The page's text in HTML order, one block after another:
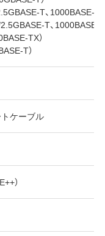
T、1000BASE-T）
T、1000BASE-T
TX）
T）
ケーブル
）